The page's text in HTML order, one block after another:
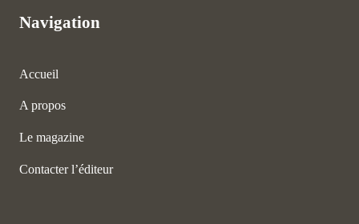
Navigation
Accueil
A propos
Le magazine
Contacter l’éditeur